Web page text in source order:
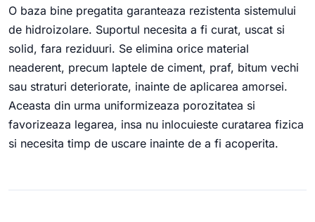
O baza bine pregatita garanteaza rezistenta sistemului
de hidroizolare. Suportul necesita a fi curat, uscat si
solid, fara reziduuri. Se elimina orice material
neaderent, precum laptele de ciment, praf, bitum vechi
sau straturi deteriorate, inainte de aplicarea amorsei.
Aceasta din urma uniformizeaza porozitatea si
favorizeaza legarea, insa nu inlocuieste curatarea fizica
si necesita timp de uscare inainte de a fi acoperita.